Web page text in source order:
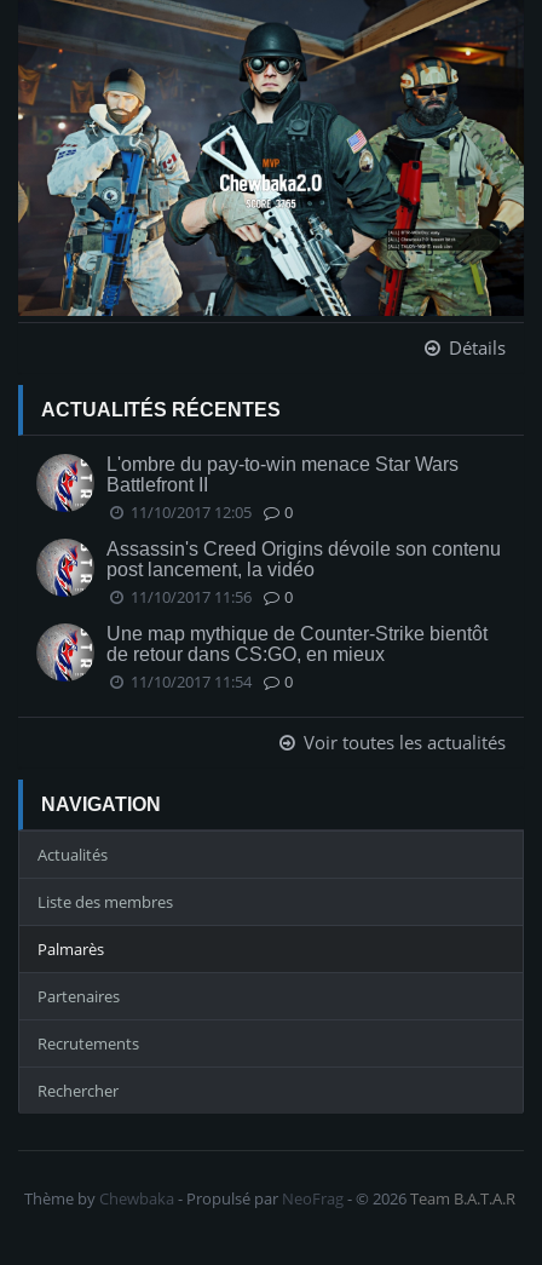
Détails
ACTUALITÉS RÉCENTES
L'ombre du pay-to-win menace Star Wars
Battlefront II
11/10/2017 12:05 0
Assassin's Creed Origins dévoile son contenu
post lancement, la vidéo
11/10/2017 11:56 0
Une map mythique de Counter-Strike bientôt
de retour dans CS:GO, en mieux
11/10/2017 11:54 0
Voir toutes les actualités
NAVIGATION
Actualités
Liste des membres
Palmarès
Partenaires
Recrutements
Rechercher
Thème by Chewbaka - Propulsé par NeoFrag- © 2026Team B.A.T.A.R